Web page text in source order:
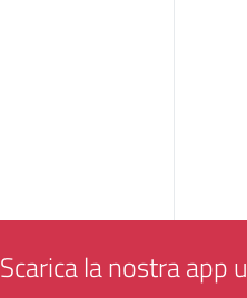
Scarica la nostra app